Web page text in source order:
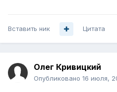
Вставить ник Цитата
Олег Кривицкий
Опубликовано 16 июля,